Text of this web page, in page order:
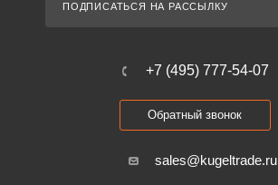
ПОДПИСАТЬСЯ НА РАССЫЛКУ
+7 (495) 777-54-07
Обратный звонок
sales@kugeltrade.ru